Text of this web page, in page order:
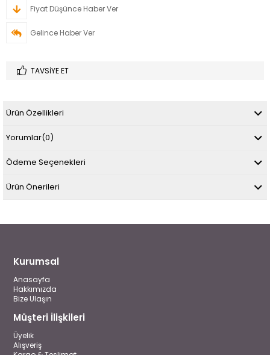
Fiyat Düşünce Haber Ver
Gelince Haber Ver
TAVSIYE ET
Ürün Özellikleri
Yorumlar(0)
Ödeme Seçenekleri
Ürün Önerileri
Kurumsal
Anasayfa
Hakkımızda
Bize Ulaşın
Müşteri İlişkileri
Üyelik
Alışveriş